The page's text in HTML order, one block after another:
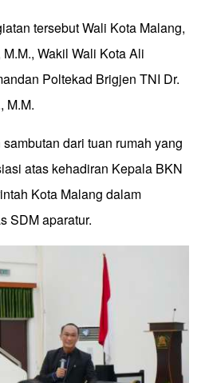
tersebut Wali Kota Malang,
Wakil Wali Kota Ali
Poltekad Brigjen TNI Dr.
M.M.
dari tuan rumah yang
atas kehadiran Kepala BKN
Kota Malang dalam
SDM aparatur.